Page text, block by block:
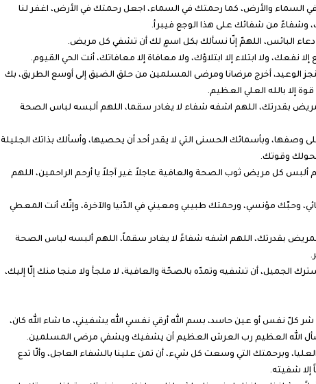
السماء والأرض، كما رحمتك في السماء، اجعل رحمتك في الأرض، اغفر لنا
وشفاءً من شفائك على هذا الوجع فيبرأ.
البائس، اللهمّ إنّا نسألك بكل اسمٍ لك أن تشفي كل مريض.
نفعك، ولا ابتلاء إلا ابتلاؤك، ولا معافاة إلا معافاتك، أنت الحي القيوم.
الوعيد، أخرج مرضانا ومرضى المسلمين من حلق الضيق إلى أوسع الطريق، بك
إلا بالله العلي العظيم.
بقدرتك، اللهم اشفه شفاء لا يغادر سقما، اللهم ألبسه لباس الصحة
وصفها، وبأسمائك الحسنى التي لا يقدر أحد أن يحصيها، وأسألك بذاتك الجليلة
وقوتك.
كل مريض ثوب الصحة والعافية عاجلاً غير آجلاً يا أرحم الراحمين، اللهم
وحبّك مؤنسي، ورحمتك طبيبي ومعيني في الدّنيا والآخرة، وإنّك أنت المعطي
المريض بقدرتك، اللهم اشفه شفاءً لا يغادر سقماً، اللهم ألبسه لباس الصحة
الجميل، أن تشفيه وتمدّه بالصحّة والعافية، لا ملجأ ولا منجا منك إلّا إليك،
كلّ نفس أو عين حاسد، بسم الله أرقي نفسي الله يشفيني، ما شاء الله كان،
أسأل الله العظيم رب العرش العظيم أن يشفيك ويشفي مرضى المسلمين.
وبرحمتك التي وسعت كل شيء، أن تمن علينا بالشفاء العاجل، وألّا تدع
إلا شفيته.